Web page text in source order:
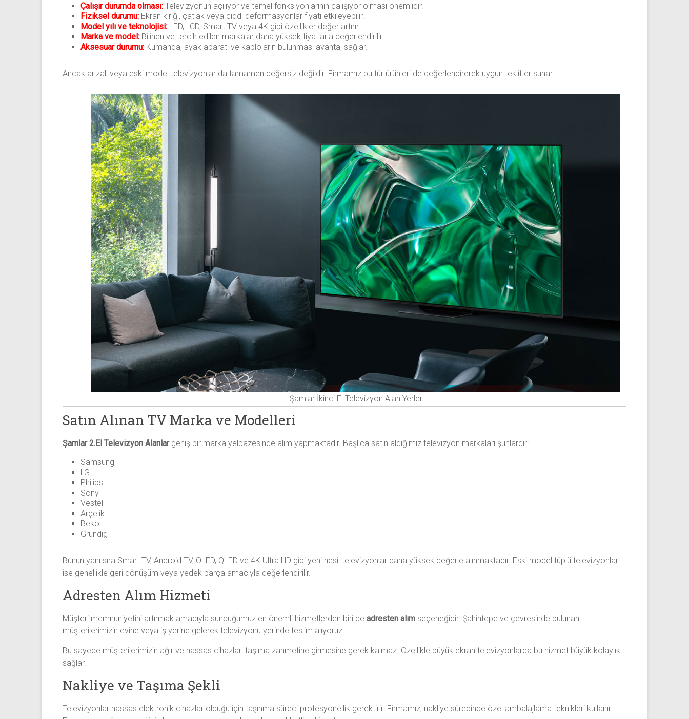
Çalışır durumda olması: Televizyonun açılıyor ve temel fonksiyonlarının çalışıyor olması önemlidir.
Fiziksel durumu: Ekran kırığı, çatlak veya ciddi deformasyonlar fiyatı etkileyebilir.
Model yılı ve teknolojisi: LED, LCD, Smart TV veya 4K gibi özellikler değer artırır.
Marka ve model: Bilinen ve tercih edilen markalar daha yüksek fiyatlarla değerlendirilir.
Aksesuar durumu: Kumanda, ayak aparatı ve kabloların bulunması avantaj sağlar.
Ancak arızalı veya eski model televizyonlar da tamamen değersiz değildir. Firmamız bu tür ürünleri de değerlendirerek uygun teklifler sunar.
Şamlar İkinci El Televizyon Alan Yerler
Satın Alınan TV Marka ve Modelleri
Şamlar 2.El Televizyon Alanlargeniş bir marka yelpazesinde alım yapmaktadır. Başlıca satın aldığımız televizyon markaları şunlardır:
Samsung
LG
Philips
Sony
Vestel
Arçelik
Beko
Grundig
Bunun yanı sıra Smart TV, Android TV, OLED, QLED ve 4K Ultra HD gibi yeni nesil televizyonlar daha yüksek değerle alınmaktadır. Eski model tüplü televizyonlar
ise genellikle geri dönüşüm veya yedek parça amacıyla değerlendirilir.
Adresten Alım Hizmeti
Müşteri memnuniyetini artırmak amacıyla sunduğumuz en önemli hizmetlerden biri de adresten alım seçeneğidir. Şahintepe ve çevresinde bulunan
müşterilerimizin evine veya iş yerine gelerek televizyonu yerinde teslim alıyoruz.
Bu sayede müşterilerimizin ağır ve hassas cihazları taşıma zahmetine girmesine gerek kalmaz. Özellikle büyük ekran televizyonlarda bu hizmet büyük kolaylık
sağlar.
Nakliye ve Taşıma Şekli
Televizyonlar hassas elektronik cihazlar olduğu için taşınma süreci profesyonellik gerektirir. Firmamız, nakliye sürecinde özel ambalajlama teknikleri kullanır.